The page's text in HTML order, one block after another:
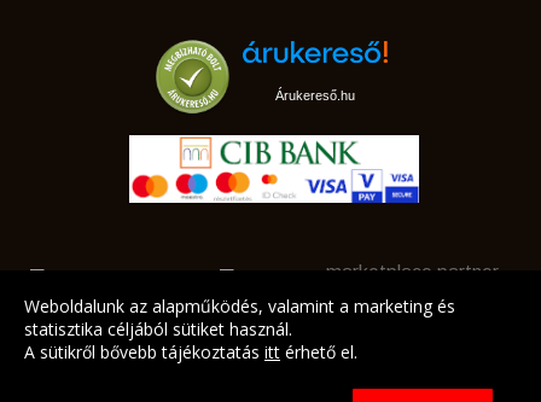
Árukereső.hu
marketplace partner
Weboldalunk az alapműködés, valamint a marketing és
statisztika céljából sütiket használ.
A sütikről bővebb tájékoztatás itt érhető el.